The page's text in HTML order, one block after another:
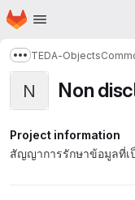
Skip to main content
Homepage
Show more
TEDA-Objects
N Non
Project information
สัญญาการรักษาข้อมูลที่เ